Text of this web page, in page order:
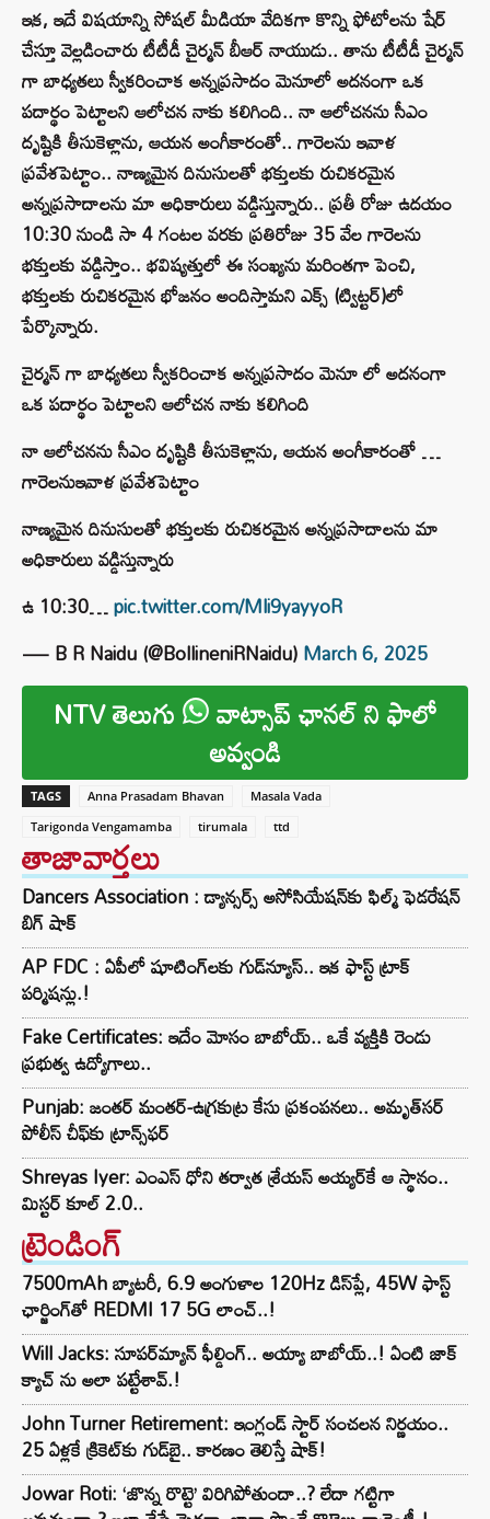
ఇక, ఇదే విషయాన్ని సోషల్‌ మీడియా వేదికగా కొన్ని ఫోటోలను షేర్‌
చేస్తూ వెల్లడించారు టీటీడీ చైర్మన్‌ బీఆర్‌ నాయుడు.. తాను టీటీడీ చైర్మన్
గా బాధ్యతలు స్వీకరించాక అన్నప్రసాదం మెనూలో అదనంగా ఒక
పదార్థం పెట్టాలని ఆలోచన నాకు కలిగింది.. నా ఆలోచనను సీఎం
దృష్టికి తీసుకెళ్లాను, ఆయన అంగీకారంతో.. గారెలను ఇవాళ
ప్రవేశపెట్టాం.. నాణ్యమైన దినుసులతో భక్తులకు రుచికరమైన
అన్నప్రసాదాలను మా అధికారులు వడ్డిస్తున్నారు.. ప్రతీ రోజు ఉదయం
10:30 నుండి సా 4 గంటల వరకు ప్రతిరోజు 35 వేల గారెలను
భక్తులకు వడ్డిస్తాం.. భవిష్యత్తులో ఈ సంఖ్యను మరింతగా పెంచి,
భక్తులకు రుచికరమైన భోజనం అందిస్తామని ఎక్స్‌ (ట్విట్టర్‌)లో
పేర్కొన్నారు.
చైర్మన్ గా బాధ్యతలు స్వీకరించాక అన్నప్రసాదం మెనూ లో అదనంగా
ఒక పదార్థం పెట్టాలని ఆలోచన నాకు కలిగింది
నా ఆలోచనను సీఎం దృష్టికి తీసుకెళ్లాను, ఆయన అంగీకారంతో …
గారెలనుఇవాళ ప్రవేశపెట్టాం
నాణ్యమైన దినుసులతో భక్తులకు రుచికరమైన అన్నప్రసాదాలను మా
అధికారులు వడ్డిస్తున్నారు
ఉ 10:30…pic.twitter.com/Mli9yayyoR
— B R Naidu (@BollineniRNaidu)March 6, 2025
NTV తెలుగు వాట్సాప్ ఛానల్ ని ఫాలో
అవ్వండి
TAGS Anna Prasadam Bhavan
Masala Vada
Tarigonda Vengamamba
tirumala ttd
తాజావార్తలు
Dancers Association : డ్యాన్సర్స్ అసోసియేషన్‌కు ఫిల్మ్ ఫెడరేషన్
బిగ్ షాక్
AP FDC : ఏపీలో షూటింగ్‌లకు గుడ్‌న్యూస్.. ఇక ఫాస్ట్ ట్రాక్
పర్మిషన్లు.!
Fake Certificates: ఇదేం మోసం బాబోయ్.. ఒకే వ్యక్తికి రెండు
ప్రభుత్వ ఉద్యోగాలు..
Punjab: జంతర్ మంతర్-ఉగ్రకుట్ర కేసు ప్రకంపనలు.. అమృత్‌సర్
పోలీస్ చీఫ్‌కు ట్రాన్స్‌ఫర్
Shreyas Iyer: ఎంఎస్ ధోని తర్వాత శ్రేయస్ అయ్యర్‌కే ఆ స్థానం..
మిస్టర్ కూల్ 2.0..
ట్రెండింగ్‌
7500mAh బ్యాటరీ, 6.9 అంగుళాల 120Hz డిస్‌ప్లే, 45W ఫాస్ట్
ఛార్జింగ్‌తో REDMI 17 5G లాంచ్..!
Will Jacks: సూపర్‌మ్యాన్ ఫీల్డింగ్.. అయ్యా బాబోయ్..! ఏంటి జాక్
క్యాచ్ ను అలా పట్టేశావ్.!
John Turner Retirement: ఇంగ్లండ్ స్టార్ సంచలన నిర్ణయం..
25 ఏళ్లకే క్రికెట్‌కు గుడ్‌బై.. కారణం తెలిస్తే షాక్!
Jowar Roti: ‘జొన్న రొట్టె’ విరిగిపోతుందా..? లేదా గట్టిగా